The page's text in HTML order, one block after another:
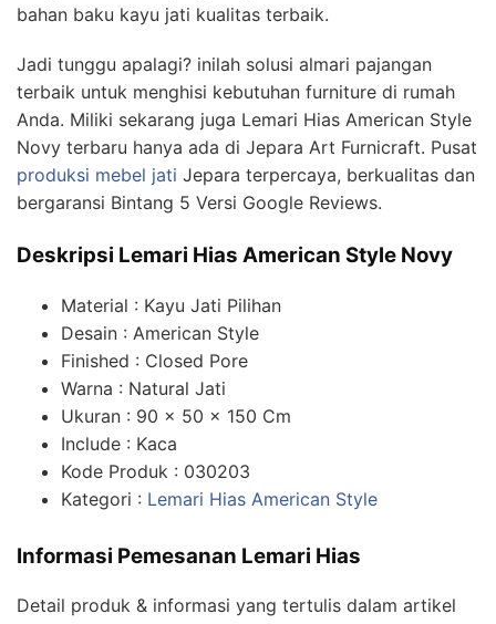
bahan baku kayu jati kualitas terbaik.
Jadi tunggu apalagi? inilah solusi almari pajangan
terbaik untuk menghisi kebutuhan furniture di rumah
Anda. Miliki sekarang juga Lemari Hias American Style
Novy terbaru hanya ada di Jepara Art Furnicraft. Pusat
produksi mebel jati Jepara terpercaya, berkualitas dan
bergaransi Bintang 5 Versi Google Reviews.
Deskripsi Lemari Hias American Style Novy
Material : Kayu Jati Pilihan
Desain : American Style
Finished : Closed Pore
Warna : Natural Jati
Ukuran : 90 x 50 x 150 Cm
Include : Kaca
Kode Produk : 030203
Kategori : Lemari Hias American Style
Informasi Pemesanan Lemari Hias
Detail produk & informasi yang tertulis dalam artikel